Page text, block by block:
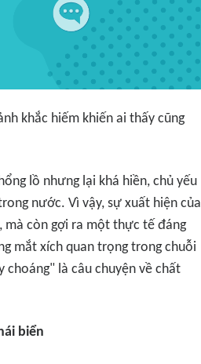
khắc hiếm khiến ai thấy cũng
lồ nhưng lại khá hiền, chủ yếu
nước. Vì vậy, sự xuất hiện của
mà còn gợi ra một thực tế đáng
mắt xích quan trọng trong chuỗi
choáng" là câu chuyện về chất
biển